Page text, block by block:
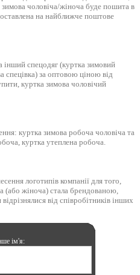
чоловіча/жіноча буде пошита в
​​на найближче поштове
спецодяг (куртка зимовий
спецівка) за оптовою ціною від
куртка зимова чоловічий
куртка зимова робоча чоловіча та
куртка утеплена робоча.
логотипів компанії для того,
(або жіноча) стала брендованою,
від співробітників інших
ім'я: